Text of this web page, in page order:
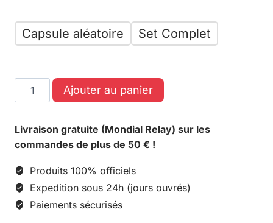
Capsule aléatoire Set Complet
Ajouter au panier
Livraison gratuite (Mondial Relay) sur les
commandes de plus de 50 € !
Produits 100% officiels
Expedition sous 24h (jours ouvrés)
Paiements sécurisés